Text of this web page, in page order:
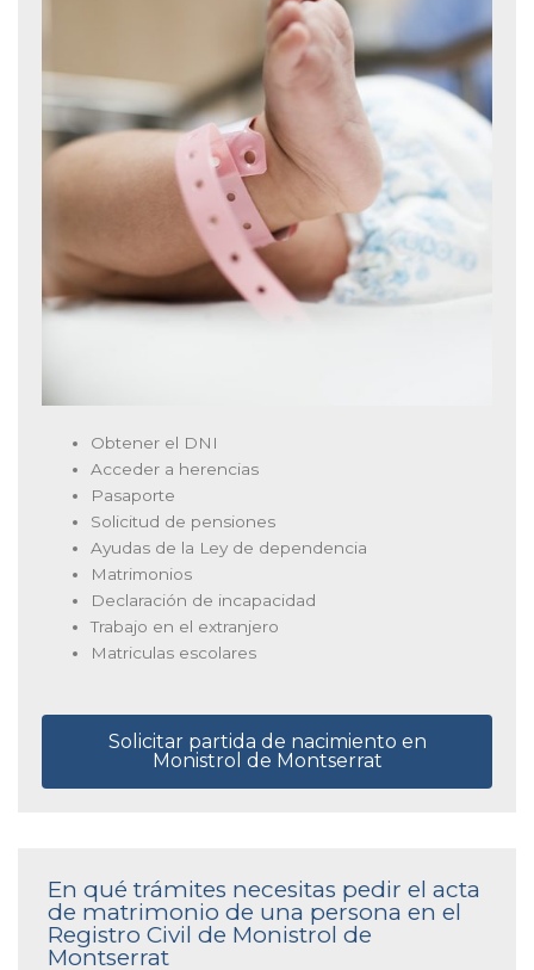
Obtener el DNI
Acceder a herencias
Pasaporte
Solicitud de pensiones
Ayudas de la Ley de dependencia
Matrimonios
Declaración de incapacidad
Trabajo en el extranjero
Matriculas escolares
Solicitar partida de nacimiento en
Monistrol de Montserrat
En qué trámites necesitas pedir el acta
de matrimonio de una persona en el
Registro Civil de Monistrol de
Montserrat